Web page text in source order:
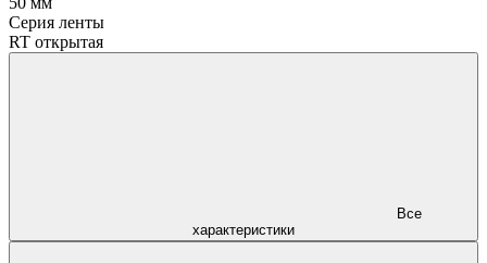
Серия ленты
RT открытая
характеристики